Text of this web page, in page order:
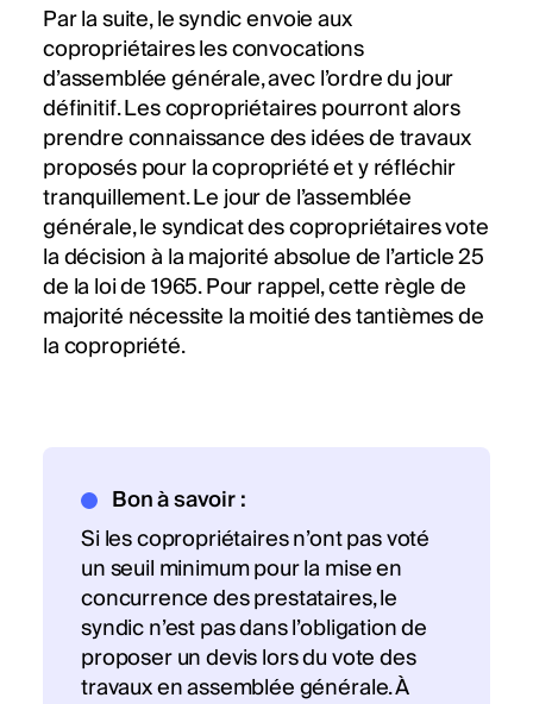
Par la suite, le syndic envoie aux
copropriétaires les convocations
d’assemblée générale, avec l’ordre du jour
définitif. Les copropriétaires pourront alors
prendre connaissance des idées de travaux
proposés pour la copropriété et y réfléchir
tranquillement. Le jour de l’assemblée
générale, le syndicat des copropriétaires vote
la décision à la majorité absolue de l’article 25
de la loi de 1965. Pour rappel, cette règle de
majorité nécessite la moitié des tantièmes de
la copropriété.
Bon à savoir :
Si les copropriétaires n’ont pas voté
un seuil minimum pour la mise en
concurrence des prestataires, le
syndic n’est pas dans l’obligation de
proposer un devis lors du vote des
travaux en assemblée générale. À